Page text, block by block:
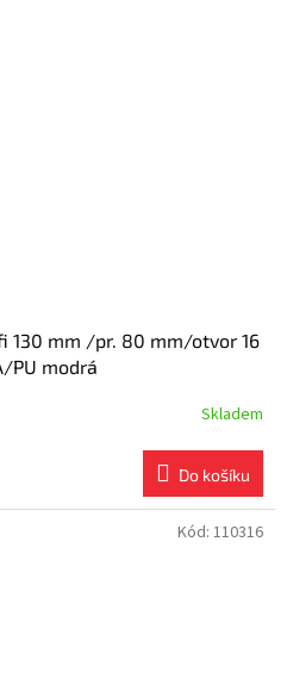
130 mm /pr. 80 mm/otvor 16
PU modrá
Skladem
Do košíku
Kód: 110316